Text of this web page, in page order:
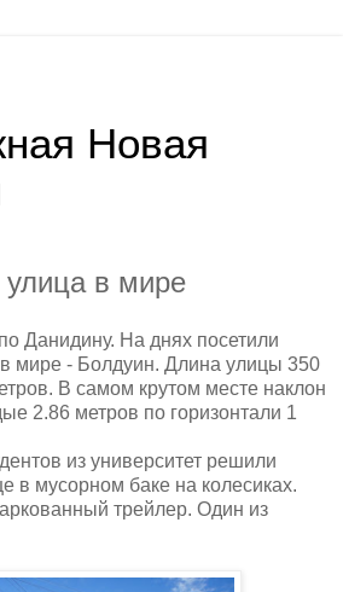
Новая
в мире
Данидину. На днях посетили
мире - Болдуин. Длина улицы 350
В самом крутом месте наклон
2.86 метров по горизонтали 1
из университет решили
в мусорном баке на колесиках.
трейлер. Один из